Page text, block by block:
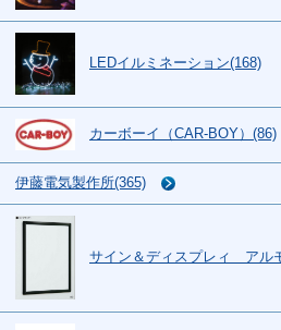
LEDイルミネーション(168)
カーボーイ（CAR-BOY）(86)
伊藤電気製作所(365)
サイン＆ディスプレィ アル